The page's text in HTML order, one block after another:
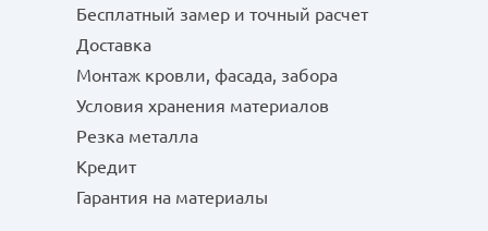
Бесплатный замер и точный расчет
Доставка
Монтаж кровли, фасада, забора
Условия хранения материалов
Резка металла
Кредит
Гарантия на материалы